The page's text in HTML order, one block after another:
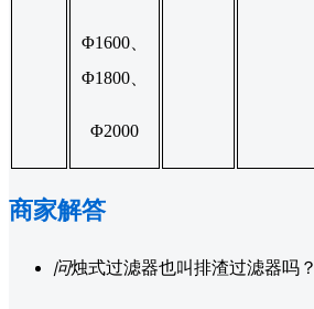
Φ1600、
Φ1800、
Φ2000
商家解答
问烛式过滤器也叫排渣过滤器吗？